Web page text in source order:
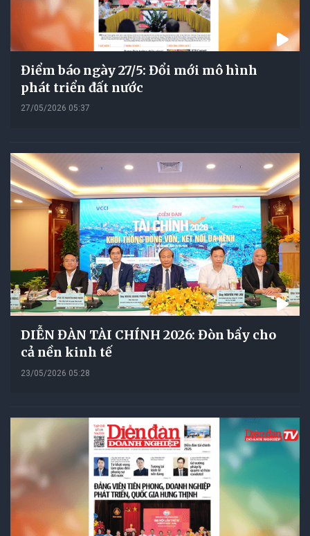
Điểm báo ngày 27/5: Đổi mới mô hình
phát triển đất nước
27/05/2026 05:37
DIỄN ĐÀN TÀI CHÍNH 2026: Đòn bẩy cho
cả nền kinh tế
23/05/2026 05:28